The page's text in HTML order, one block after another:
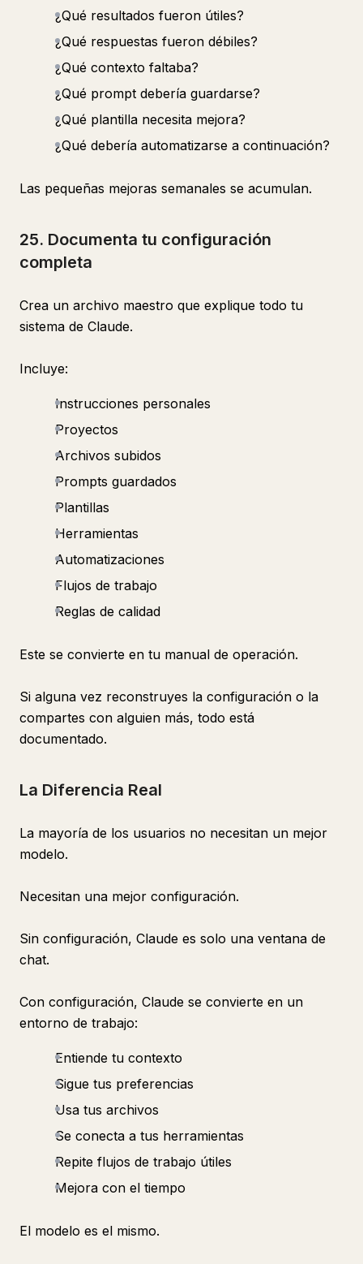
¿Qué resultados fueron útiles?
¿Qué respuestas fueron débiles?
¿Qué contexto faltaba?
¿Qué prompt debería guardarse?
¿Qué plantilla necesita mejora?
¿Qué debería automatizarse a continuación?
Las pequeñas mejoras semanales se acumulan.
25. Documenta tu configuración
completa
Crea un archivo maestro que explique todo tu
sistema de Claude.
Incluye:
Instrucciones personales
Proyectos
Archivos subidos
Prompts guardados
Plantillas
Herramientas
Automatizaciones
Flujos de trabajo
Reglas de calidad
Este se convierte en tu manual de operación.
Si alguna vez reconstruyes la configuración o la
compartes con alguien más, todo está
documentado.
La Diferencia Real
La mayoría de los usuarios no necesitan un mejor
modelo.
Necesitan una mejor configuración.
Sin configuración, Claude es solo una ventana de
chat.
Con configuración, Claude se convierte en un
entorno de trabajo:
Entiende tu contexto
Sigue tus preferencias
Usa tus archivos
Se conecta a tus herramientas
Repite flujos de trabajo útiles
Mejora con el tiempo
El modelo es el mismo.